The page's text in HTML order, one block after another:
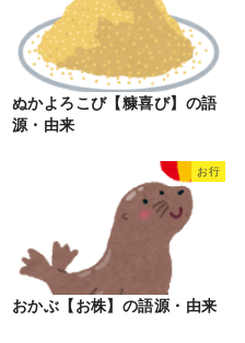
ぬかよろこび【糠喜び】の語
源・由来
お行
おかぶ【お株】の語源・由来